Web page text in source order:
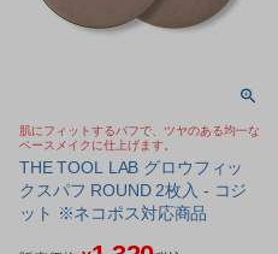
肌にフィットするパフで、ツヤのある均一な
ベースメイクに仕上げます。
THE TOOL LAB グロウフィッ
クスパフ ROUND 2枚入 - コジ
ット ※ネコポス対応商品